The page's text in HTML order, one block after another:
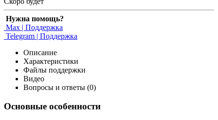
Нужна помощь?
Max | Поддержка
Telegram | Поддержка
Описание
Характеристики
Файлы поддержки
Видео
Вопросы и ответы (0)
Основные особенности